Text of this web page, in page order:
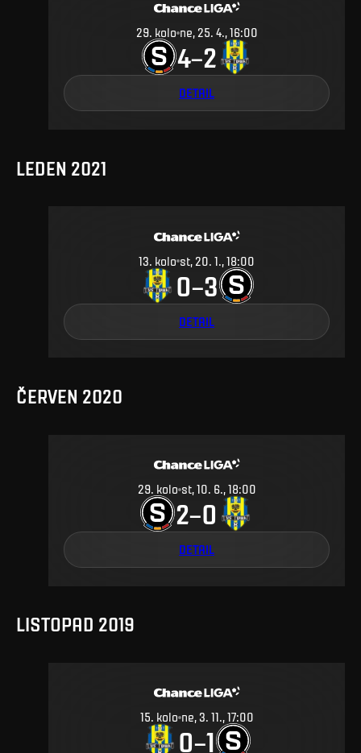
29. kolo ne, 25. 4., 16:00
4–2
DETAIL
LEDEN 2021
13. kolo st, 20. 1., 18:00
0–3
DETAIL
ČERVEN 2020
29. kolo st, 10. 6., 18:00
2–0
DETAIL
LISTOPAD 2019
15. kolo ne, 3. 11., 17:00
0–1